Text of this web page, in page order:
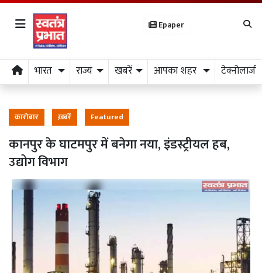
Epaper
भारत राज्य खबरें आपका शहर टेक्नोलाजी
कारोबार ख़बरें Featured
कानपुर के घाटमपुर में बनेगा नया, इंडस्ट्रीयल हब,
उद्योग विभाग